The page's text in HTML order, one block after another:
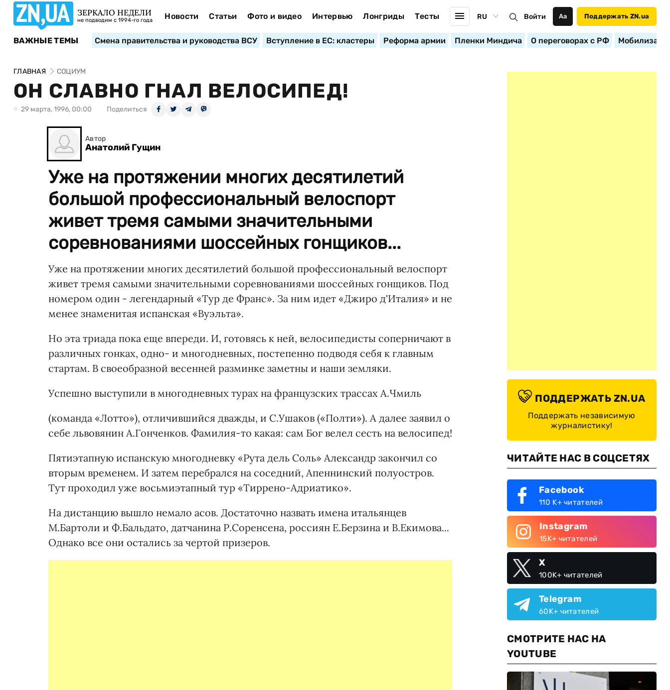
ЗЕРКАЛО НЕДЕЛИ
не подводим с 1994-го года Новости Статьи Фото и видео Интервью Лонгриды Тесты RU Войти Аа Поддержать ZN.ua
ВАЖНЫЕ ТЕМЫ Смена правительства и руководства ВСУ Вступление в ЕС: кластеры Реформа армии Пленки Миндича О переговорах с РФ
ГЛАВНАЯ СОЦИУМ
ОН СЛАВНО ГНАЛ ВЕЛОСИПЕД!
29 марта, 1996, 00:00 Поделиться
Автор
Анатолий Гущин
Уже на протяжении многих десятилетий
большой профессиональный велоспорт
живет тремя самыми значительными
соревнованиями шоссейных гонщиков...
Уже на протяжении многих десятилетий большой профессиональный велоспорт
живет тремя самыми значительными соревнованиями шоссейных гонщиков. Под
номером один - легендарный «Тур де Франс». За ним идет «Джиро д'Италия» и не
менее знаменитая испанская «Вуэльта».
Но эта триада пока еще впереди. И, готовясь к ней, велосипедисты соперничают в
различных гонках, одно- и многодневных, постепенно подводя себя к главным
стартам. В своеобразной весенней разминке заметны и наши земляки.
Успешно выступили в многодневных турах на французских трассах А.Чмиль
(команда «Лотто»), отличившийся дважды, и С.Ушаков («Полти»). А далее заявил о
себе львовянин А.Гонченков. Фамилия-то какая: сам Бог велел сесть на велосипед!
Пятиэтапную испанскую многодневку «Рута дель Соль» Александр закончил со
вторым временем. И затем перебрался на соседний, Апеннинский полуостров.
Тут проходил уже восьмиэтапный тур «Тиррено-Адриатико».
На дистанцию вышло немало асов. Достаточно назвать имена итальянцев
М.Бартоли и Ф.Бальдато, датчанина Р.Соренсена, россиян Е.Берзина и В.Екимова...
Однако все они остались за чертой призеров.
ПОДДЕРЖАТЬ ZN.UA
Поддержать независимую
журналистику!
ЧИТАЙТЕ НАС В СОЦСЕТЯХ
Facebook
110 K+ читателей
Instagram
15K+ читателей
X
100K+ читателей
Telegram
60K+ читателей
СМОТРИТЕ НАС НА
YOUTUBE